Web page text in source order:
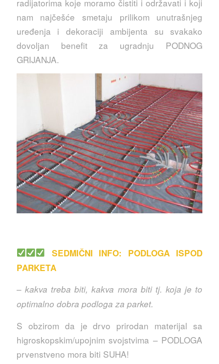
radijatorima koje moramo čistiti i održavati i koji
nam najčešće smetaju prilikom unutrašnjeg
uređenja i dekoraciji ambijenta su svakako
dovoljan benefit za ugradnju PODNOG
GRIJANJA.
SEDMIČNI INFO: PODLOGA ISPOD
PARKETA
– kakva treba biti, kakva mora biti tj. koja je to
optimalno dobra podloga za parket.
S obzirom da je drvo prirodan materijal sa
higroskopskim/upojnim svojstvima – PODLOGA
prvenstveno mora biti SUHA!